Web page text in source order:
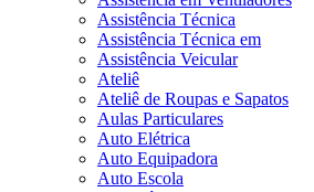
Assistência Técnica
Assistência Técnica em
Assistência Veicular
Ateliê
Ateliê de Roupas e Sapatos
Aulas Particulares
Auto Elétrica
Auto Equipadora
Auto Escola